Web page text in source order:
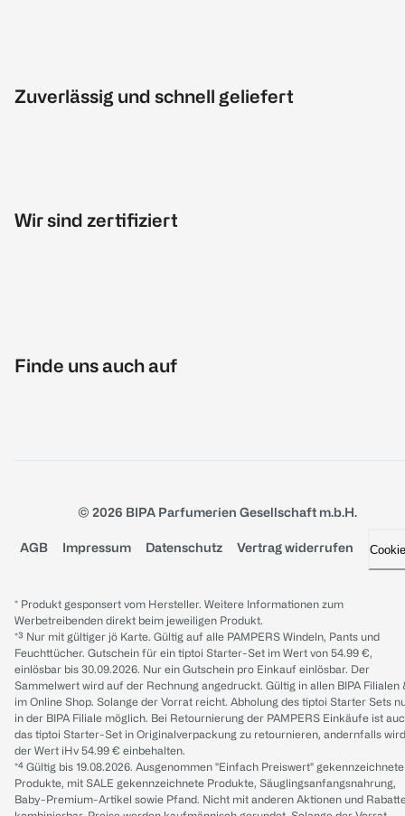
Zuverlässig und schnell geliefert
Wir sind zertifiziert
Finde uns auch auf
© 2026 BIPA Parfumerien Gesellschaft m.b.H.
AGB Impressum Datenschutz Vertrag widerrufen
* Produkt gesponsert vom Hersteller. Weitere Informationen zum
Werbetreibenden direkt beim jeweiligen Produkt.
*³ Nur mit gültiger jö Karte. Gültig auf alle PAMPERS Windeln, Pants und
Feuchttücher. Gutschein für ein tiptoi Starter-Set im Wert von 54.99 €,
einlösbar bis 30.09.2026. Nur ein Gutschein pro Einkauf einlösbar. Der
Sammelwert wird auf der Rechnung angedruckt. Gültig in allen BIPA Filialen
im Online Shop. Solange der Vorrat reicht. Abholung des tiptoi Starter Sets
in der BIPA Filiale möglich. Bei Retournierung der PAMPERS Einkäufe ist
das tiptoi Starter-Set in Originalverpackung zu retournieren, andernfalls wird
der Wert iHv 54.99 € einbehalten.
*⁴ Gültig bis 19.08.2026. Ausgenommen "Einfach Preiswert" gekennzeichnete
Produkte, mit SALE gekennzeichnete Produkte, Säuglingsanfangsnahrung,
Baby-Premium-Artikel sowie Pfand. Nicht mit anderen Aktionen und